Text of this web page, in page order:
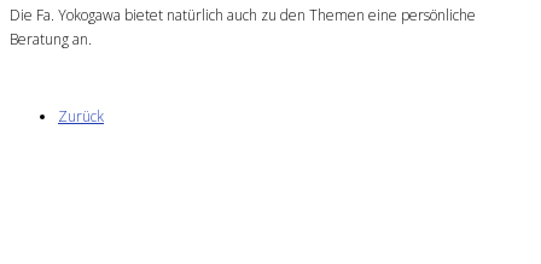
Die Fa. Yokogawa bietet natürlich auch zu den Themen eine persönliche
Beratung an.
Zurück